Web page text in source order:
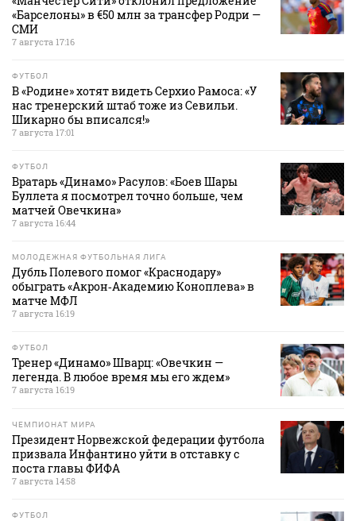
«Барселоны» в €50 млн за трансфер Родри —
СМИ
7 августа 17:16
ФУТБОЛ
В «Родине» хотят видеть Серхио Рамоса: «У
нас тренерский штаб тоже из Севильи.
Шикарно бы вписался!»
7 августа 17:01
ФУТБОЛ
Вратарь «Динамо» Расулов: «Боев Шары
Буллета я посмотрел точно больше, чем
матчей Овечкина»
7 августа 16:44
МОЛОДЕЖНАЯ ФУТБОЛЬНАЯ ЛИГА
Дубль Полевого помог «Краснодару»
обыграть «Акрон‑Академию Коноплева» в
матче МФЛ
7 августа 16:19
ФУТБОЛ
Тренер «Динамо» Шварц: «Овечкин —
легенда. В любое время мы его ждем»
7 августа 16:19
ЧЕМПИОНАТ МИРА
Президент Норвежской федерации футбола
призвала Инфантино уйти в отставку с
поста главы ФИФА
7 августа 14:58
ФУТБОЛ